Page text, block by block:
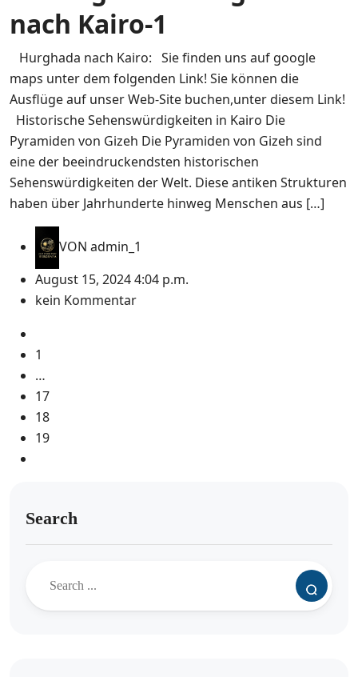
nach Kairo-1
Hurghada nach Kairo: Sie finden uns auf google
maps unter dem folgenden Link! Sie können die
Ausflüge auf unser Web-Site buchen,unter diesem Link!
Historische Sehenswürdigkeiten in Kairo Die
Pyramiden von Gizeh Die Pyramiden von Gizeh sind
eine der beeindruckendsten historischen
Sehenswürdigkeiten der Welt. Diese antiken Strukturen
haben über Jahrhunderte hinweg Menschen aus […]
VON admin_1
August 15, 2024 4:04 p.m.
kein Kommentar
1
…
17
18
19
Search